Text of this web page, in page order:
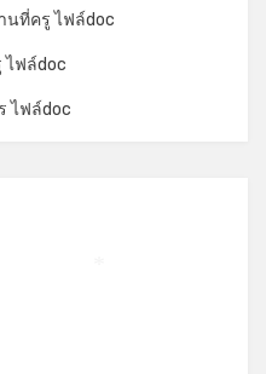
ที่ครู ไฟล์doc
ฟล์doc
ไฟล์doc